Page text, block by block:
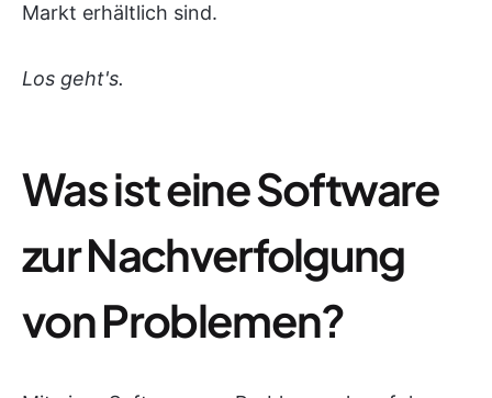
Markt erhältlich sind.
Los geht's.
Was ist eine Software
zur Nachverfolgung
von Problemen?